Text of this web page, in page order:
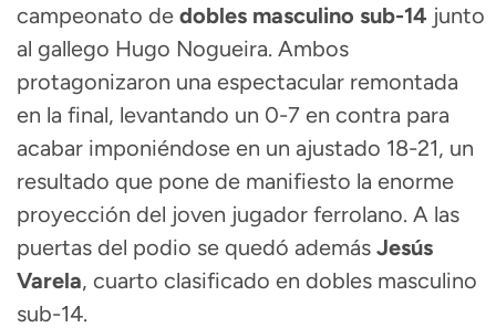
campeonato de dobles masculino sub-14 junto
al gallego Hugo Nogueira. Ambos
protagonizaron una espectacular remontada
en la final, levantando un 0-7 en contra para
acabar imponiéndose en un ajustado 18-21, un
resultado que pone de manifiesto la enorme
proyección del joven jugador ferrolano. A las
puertas del podio se quedó además Jesús
Varela, cuarto clasificado en dobles masculino
sub-14.